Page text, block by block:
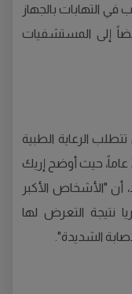
في التهابات بالجهاز
حيث تم نقل حوالي 550 مريضاً إلى المستشفيات
الرعاية الطبية
تخص الشباب الذين تقل أعمارهم عن 35 عاماً، حيث أوضح إريك
أن "الأشخاص الأكبر
نتيجة التعرض لها
الشديدة".